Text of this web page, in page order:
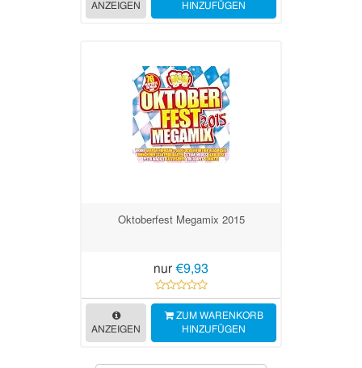
ANZEIGEN
HINZUFÜGEN
Oktoberfest Megamix 2015
nur €9,93
ANZEIGEN
ZUM WARENKORB
HINZUFÜGEN